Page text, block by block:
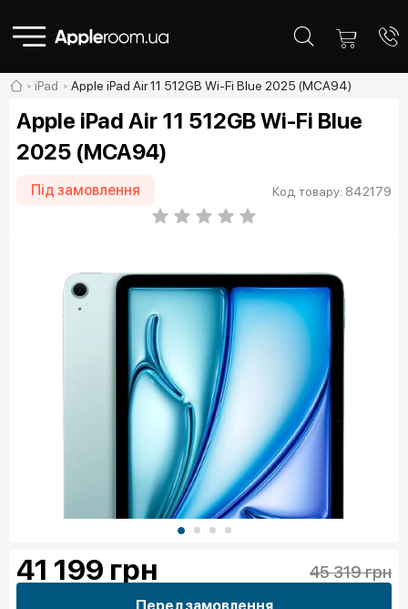
iPad Apple iPad Air 11 512GB Wi-Fi Blue 2025 (MCA94)
Apple iPad Air 11 512GB Wi-Fi Blue
2025 (MCA94)
Під замовлення Код товару: 842179
41 199 грн 45 319 грн
Передзамовлення